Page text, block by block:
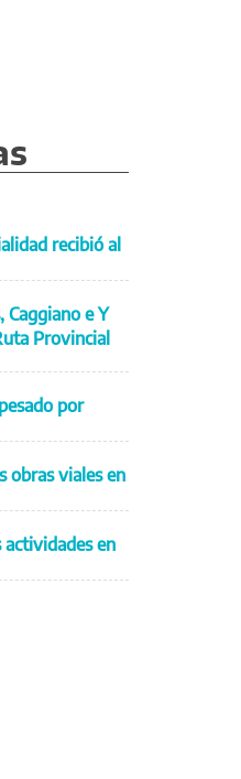
recibió al
Caggiano e Y
Provincial
por
obras viales en
actividades en